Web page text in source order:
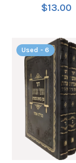
$13.00
Used - 6